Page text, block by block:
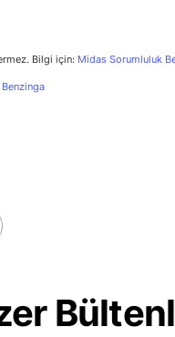
Bilgi için: Midas Sorumluluk
Benzinga